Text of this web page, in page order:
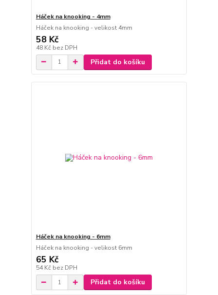
Háček na knooking - 4mm
Háček na knooking - velikost 4mm
58 Kč
48 Kč bez DPH
Přidat do košíku
Háček na knooking - 6mm
Háček na knooking - velikost 6mm
65 Kč
54 Kč bez DPH
Přidat do košíku